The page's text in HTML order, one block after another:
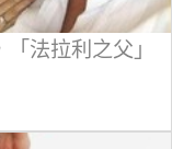
法拉利之父」